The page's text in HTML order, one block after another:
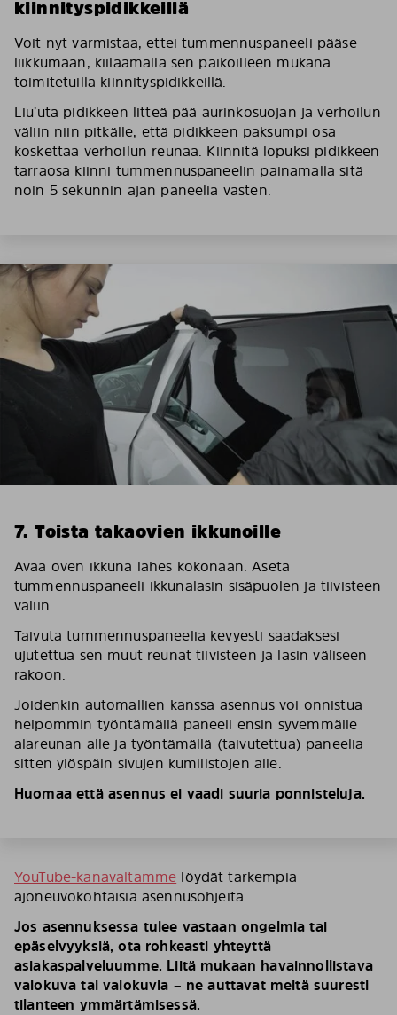
kiinnityspidikkeillä
Voit nyt varmistaa, ettei tummennuspaneeli pääse
liikkumaan, kiilaamalla sen paikoilleen mukana
toimitetuilla kiinnityspidikkeillä.
Liu’uta pidikkeen litteä pää aurinkosuojan ja verhoilun
väliin niin pitkälle, että pidikkeen paksumpi osa
koskettaa verhoilun reunaa. Kiinnitä lopuksi pidikkeen
tarraosa kiinni tummennuspaneelin painamalla sitä
noin 5 sekunnin ajan paneelia vasten.
7. Toista takaovien ikkunoille
Avaa oven ikkuna lähes kokonaan. Aseta
tummennuspaneeli ikkunalasin sisäpuolen ja tiivisteen
väliin.
Taivuta tummennuspaneelia kevyesti saadaksesi
ujutettua sen muut reunat tiivisteen ja lasin väliseen
rakoon.
Joidenkin automallien kanssa asennus voi onnistua
helpommin työntämällä paneeli ensin syvemmälle
alareunan alle ja työntämällä (taivutettua) paneelia
sitten ylöspäin sivujen kumilistojen alle.
Huomaa että asennus ei vaadi suuria ponnisteluja.
YouTube-kanavaltamme löydät tarkempia
ajoneuvokohtaisia asennusohjeita.
Jos asennuksessa tulee vastaan ongelmia tai
epäselvyyksiä, ota rohkeasti yhteyttä
asiakaspalveluumme. Liitä mukaan havainnollistava
valokuva tai valokuvia – ne auttavat meitä suuresti
tilanteen ymmärtämisessä.